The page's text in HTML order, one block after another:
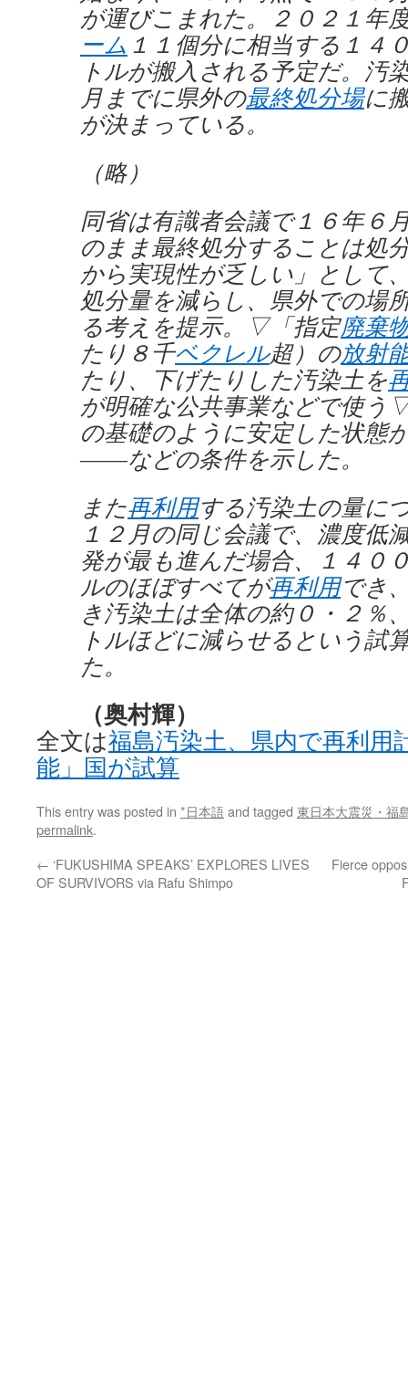
が運びこまれた。２０２１年
ーム １１個分に相当する１４
トルが搬入される予定だ。汚
月までに県外の最終処分場に
が決まっている。
（略）
同省は有識者会議で１６年６
のまま最終処分することは処
から実現性が乏しい」として
処分量を減らし、県外での場
る考えを提示。▽「指定廃棄
たり８千ベクレル超）の放射
たり、下げたりした汚染土を
が明確な公共事業などで使う
の基礎のように安定した状態
――などの条件を示した。
また再利用する汚染土の量に
１２月の同じ会議で、濃度低
発が最も進んだ場合、１４０
ルのほぼすべてが再利用でき
き汚染土は全体の約０・２％
トルほどに減らせるという試
た。
（奥村輝）
全文は福島汚染土、県内で再利
能」国が試算
This entry was posted in *日本語and tagged 東日本大震災・福
permalink.
← ‘FUKUSHIMA SPEAKS’ EXPLORES LIVES
OF SURVIVORS via Rafu Shimpo
Fierce